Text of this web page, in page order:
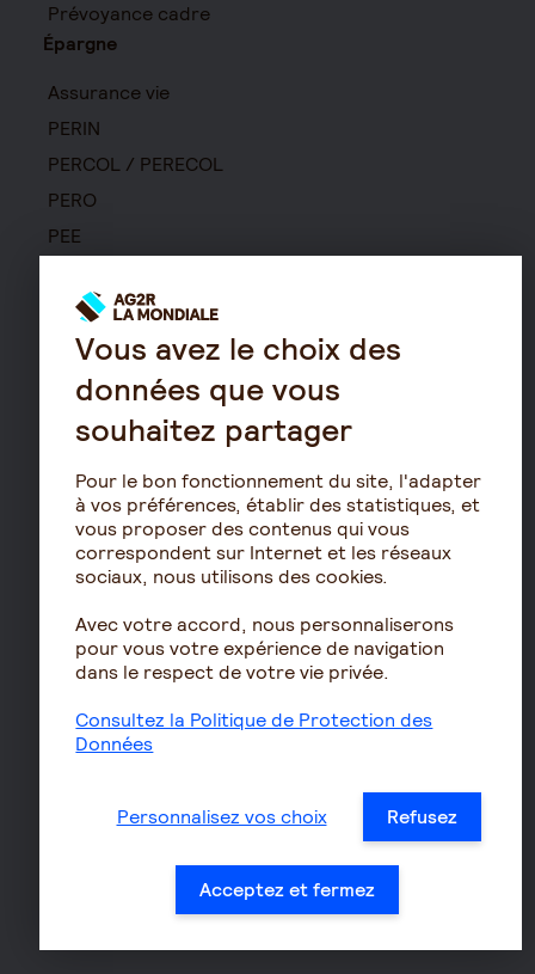
Prévoyance cadre
Épargne
Assurance vie
PERIN
PERCOL / PERECOL
PERO
PEE
Rente viagère
Retraite
Résidence avec services
Le fonctionnement de
la retraite
Les démarches de départ
à la retraite
Le calcul de la retraite
pour les entreprises
Assurances de biens
Assurance auto
Assurance habitation
non occupant
Responsabilité civile Pro
Assurance moto
Vous avez le choix des
données que vous
souhaitez partager
Pour le bon fonctionnement du site, l'adapter
à vos préférences, établir des statistiques, et
vous proposer des contenus qui vous
correspondent sur Internet et les réseaux
sociaux, nous utilisons des cookies.
Avec votre accord, nous personnaliserons
pour vous votre expérience de navigation
dans le respect de votre vie privée.
Consultez la Politique de Protection des
Données
Personnalisez vos choix Refusez
Acceptez et fermez